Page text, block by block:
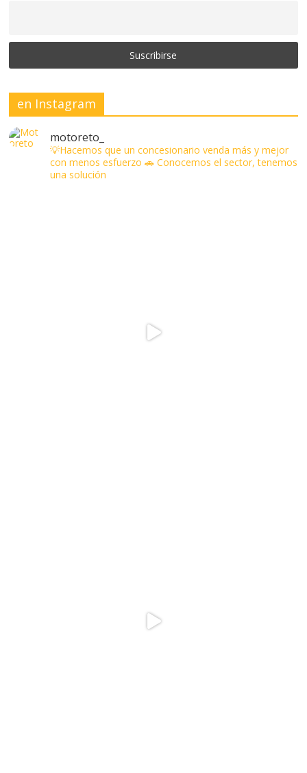
en Instagram
motoreto_
💡Hacemos que un concesionario venda más y mejor
con menos esfuerzo 🚗 Conocemos el sector, tenemos
una solución